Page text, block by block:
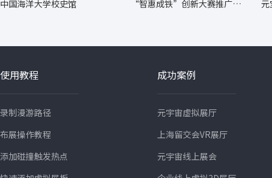
中国海洋大学校史馆
“智惠成铁”创新大赛推广转
元
使用教程
录制漫游路径
布展操作教程
添加碰撞触发热点
成功案例
元宇宙虚拟展厅
上海留交会VR展厅
元宇宙线上展会